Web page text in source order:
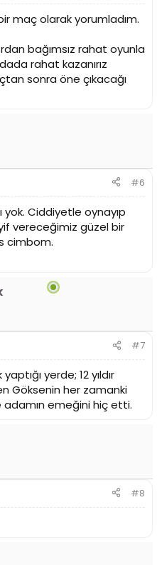
maç olarak yorumladım.
bağımsız rahat oyunla
rahat kazanırız
sonra öne çıkacağı
#6
Ciddiyetle oynayıp
vereceğimiz güzel bir
cimbom.
#7
yerde; 12 yıldır
Göksenin her zamanki
emeğini hiç etti.
#8